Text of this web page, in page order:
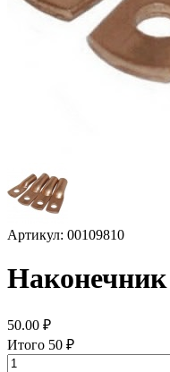
Артикул: 00109810
50.00 ₽
Итого 50 ₽